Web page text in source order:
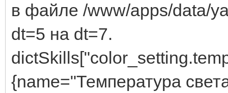
в файле /www/apps/data/
dt=5 на dt=7.
{name="Температура